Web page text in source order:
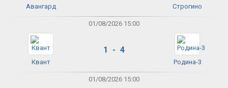
Авангард Строгино
01/08/2026 15:00
Квант
1 - 4
Родина-3
01/08/2026 15:00